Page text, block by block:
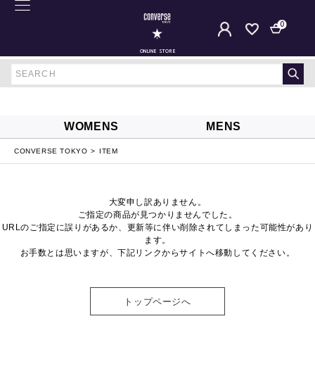
ONLINE STORE
0
WOMENS MENS
CONVERSE TOKYO ITEM
大変申し訳ありません。
ご指定の商品が見つかりませんでした。
URLのご指定に誤りがあるか、更新等に伴い削除されてしまった可能性があり
ます。
お手数とは思いますが、下記リンクからサイトへ移動してください。
トップページへ